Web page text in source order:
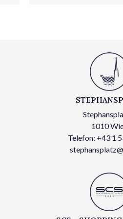
1010
Telefon: +43 1